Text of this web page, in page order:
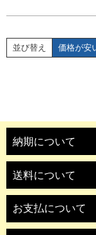
並び替え 価格が安
納期について
送料について
お支払について